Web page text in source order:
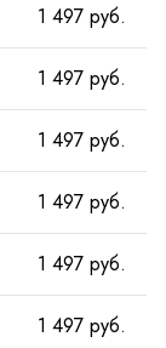
1 497 руб.
1 497 руб.
1 497 руб.
1 497 руб.
1 497 руб.
1 497 руб.